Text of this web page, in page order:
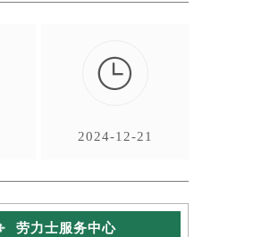

2024-12-21
劳力士服务中心